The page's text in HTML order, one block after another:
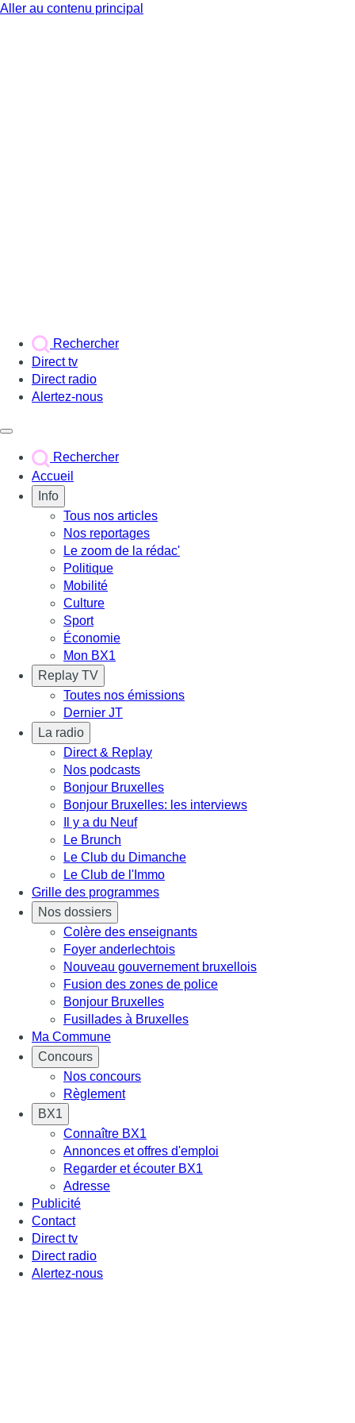
Aller au contenu principal
Rechercher
Direct tv
Direct radio
Alertez-nous
Rechercher
Accueil
Info
Tous nos articles
Nos reportages
Le zoom de la rédac'
Politique
Mobilité
Culture
Sport
Économie
Mon BX1
Replay TV
Toutes nos émissions
Dernier JT
La radio
Direct & Replay
Nos podcasts
Bonjour Bruxelles
Bonjour Bruxelles: les interviews
Il y a du Neuf
Le Brunch
Le Club du Dimanche
Le Club de l'Immo
Grille des programmes
Nos dossiers
Colère des enseignants
Foyer anderlechtois
Nouveau gouvernement bruxellois
Fusion des zones de police
Bonjour Bruxelles
Fusillades à Bruxelles
Ma Commune
Concours
Nos concours
Règlement
BX1
Connaître BX1
Annonces et offres d'emploi
Regarder et écouter BX1
Adresse
Publicité
Contact
Direct tv
Direct radio
Alertez-nous